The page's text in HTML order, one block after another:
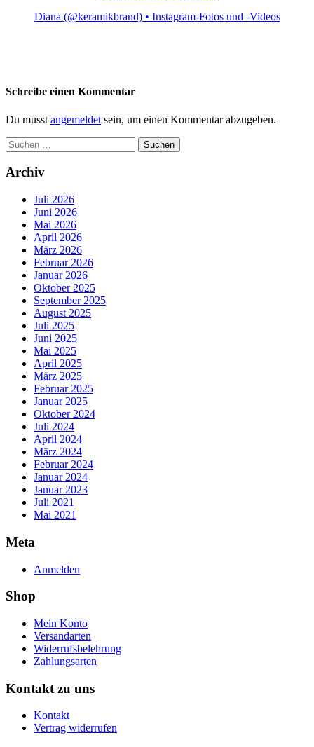
Diana (@keramikbrand) • Instagram-Fotos und -Videos
Schreibe einen Kommentar
Du musst angemeldet sein, um einen Kommentar abzugeben.
Suchen
nach:
Archiv
Juli 2026
Juni 2026
Mai 2026
April 2026
März 2026
Februar 2026
Januar 2026
Oktober 2025
September 2025
August 2025
Juli 2025
Juni 2025
Mai 2025
April 2025
März 2025
Februar 2025
Januar 2025
Oktober 2024
Juli 2024
April 2024
März 2024
Februar 2024
Januar 2024
Januar 2023
Juli 2021
Mai 2021
Meta
Anmelden
Shop
Mein Konto
Versandarten
Widerrufsbelehrung
Zahlungsarten
Kontakt zu uns
Kontakt
Vertrag widerrufen